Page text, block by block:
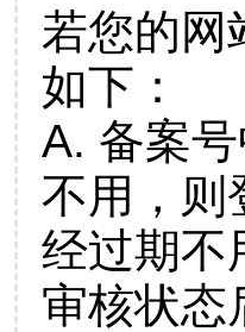
若您的网
如下：
A. 备案
不用，则
经过期不
审核状态